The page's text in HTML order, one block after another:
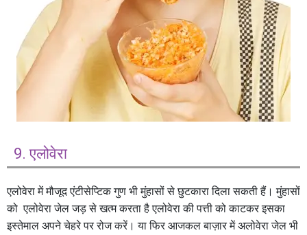
9. एलोवेरा
एलोवेरा में मौजूद एंटीसेप्टिक गुण भी मुंहासों से छुटकारा दिला सकती हैं। मुंहासों
को एलोवेरा जेल जड़ से खत्म करता है एलोवेरा की पत्ती को काटकर इसका
इस्तेमाल अपने चेहरे पर रोज करें। या फिर आजकल बाज़ार में अलोवेरा जेल भी